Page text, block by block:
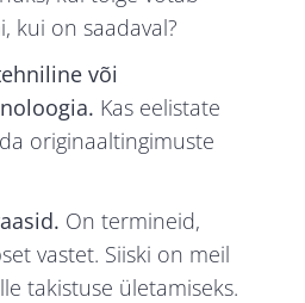
kui on saadaval?
või
Kas eelistate
originaaltingimuste
On termineid,
vastet. Siiski on meil
takistuse ületamiseks.